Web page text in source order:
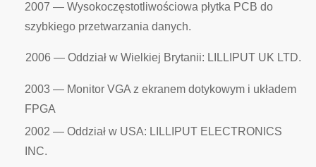
2007 — Wysokoczęstotliwościowa płytka PCB do
szybkiego przetwarzania danych.
2006 — Oddział w Wielkiej Brytanii: LILLIPUT UK LTD.
2003 — Monitor VGA z ekranem dotykowym i układem
FPGA
2002 — Oddział w USA: LILLIPUT ELECTRONICS
INC.